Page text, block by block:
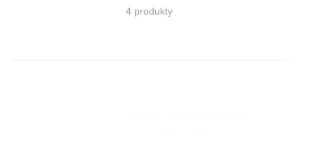
4 produkty